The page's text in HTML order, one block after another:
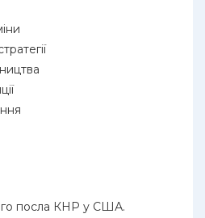
посла КНР у США.